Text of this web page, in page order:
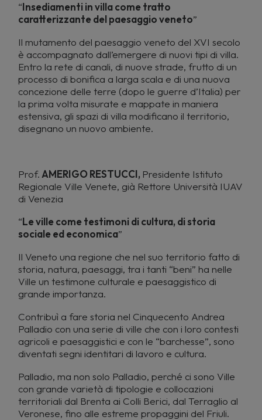
“Insediamenti in villa come tratto
caratterizzante del paesaggio veneto”
Il mutamento del paesaggio veneto del XVI secolo
è accompagnato dall’emergere di nuovi tipi di villa.
Entro la rete di canali, di nuove strade, frutto di un
processo di bonifica a larga scala e di una nuova
concezione delle terre (dopo le guerre d’Italia) per
la prima volta misurate e mappate in maniera
estensiva, gli spazi di villa modificano il territorio,
disegnano un nuovo ambiente.
Prof. AMERIGO RESTUCCI, Presidente Istituto
Regionale Ville Venete, già Rettore Università IUAV
di Venezia
“Le ville come testimoni di cultura, di storia
sociale ed economica”
Il Veneto una regione che nel suo territorio fatto di
storia, natura, paesaggi, tra i tanti “beni” ha nelle
Ville un testimone culturale e paesaggistico di
grande importanza.
Contribuì a fare storia nel Cinquecento Andrea
Palladio con una serie di ville che con i loro contesti
agricoli e paesaggistici e con le “barchesse”, sono
diventati segni identitari di lavoro e cultura.
Palladio, ma non solo Palladio, perché ci sono Ville
con grande varietà di tipologie e collocazioni
territoriali dal Brenta ai Colli Berici, dal Terraglio al
Veronese, fino alle estreme propaggini del Friuli.